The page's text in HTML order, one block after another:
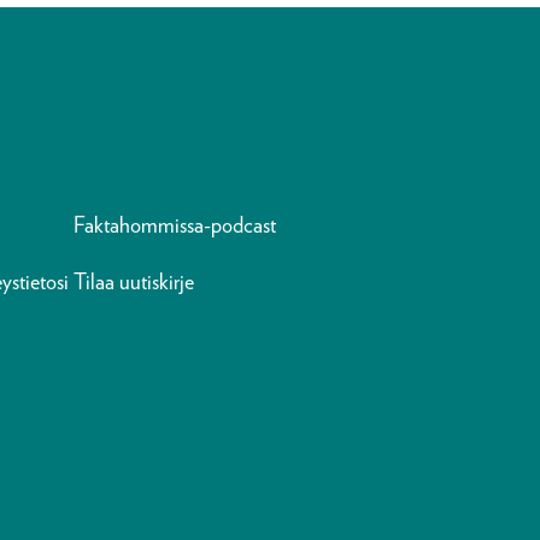
Faktahommissa-podcast
Tilaa uutiskirje